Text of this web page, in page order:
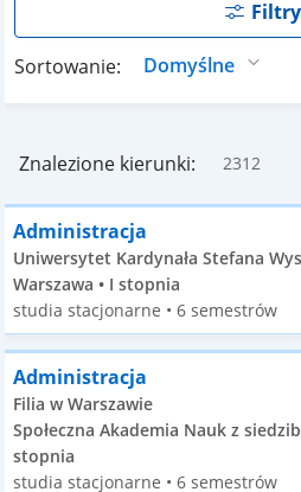
Filtry
Sortowanie:
Znalezione kierunki: 2312
Administracja
Uniwersytet Kardynała Stefana
Warszawa • I stopnia
studia stacjonarne • 6 semestrów
Administracja
Filia w Warszawie
Społeczna Akademia Nauk z
stopnia
studia stacjonarne • 6 semestrów